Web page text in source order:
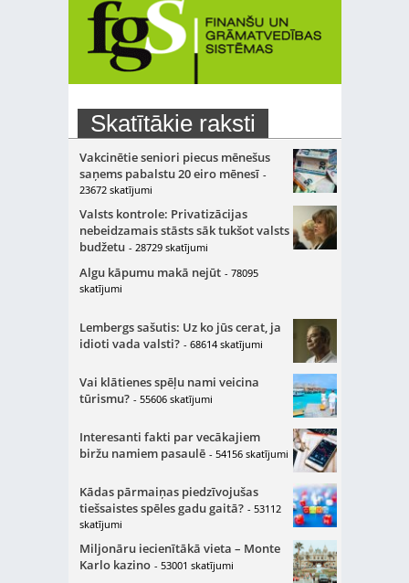
Skatītākie raksti
Vakcinētie seniori piecus mēnešus
saņems pabalstu 20 eiro mēnesī -
23672 skatījumi
Valsts kontrole: Privatizācijas
nebeidzamais stāsts sāk tukšot valsts
budžetu - 28729 skatījumi
Algu kāpumu makā nejūt - 78095
skatījumi
Lembergs sašutis: Uz ko jūs cerat, ja
idioti vada valsti? - 68614 skatījumi
Vai klātienes spēļu nami veicina
tūrismu? - 55606 skatījumi
Interesanti fakti par vecākajiem
biržu namiem pasaulē - 54156 skatījumi
Kādas pārmaiņas piedzīvojušas
tiešsaistes spēles gadu gaitā? - 53112
skatījumi
Miljonāru iecienītākā vieta – Monte
Karlo kazino - 53001 skatījumi